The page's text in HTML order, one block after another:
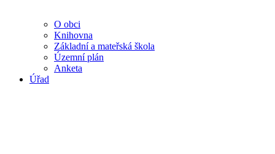
O obci
Knihovna
Základní a mateřská škola
Územní plán
Anketa
Úřad